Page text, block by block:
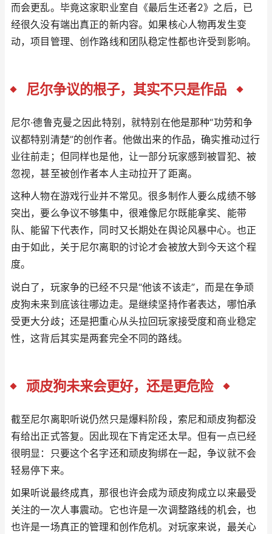
而会更乱。毕竟这家职业室自《最后生还者2》之后，已
经很久没有端出真正的新内容。如果核心人物再发生变
动，项目管理、创作路线和团队稳定性都也许受到影响。
尼尔争议的根子，其实不只是作品
尼尔·德鲁克曼之因此特别，就特别在他是那种“功劳和争
议都特别清楚”的创作者。他做出来的作品，确实推动过行
业往前走；但同样也是他，让一部分玩家感到被冒犯、被
忽视，甚至被创作者本人主动拉开了距离。
这种人物在游戏行业并不常见。很多制作人要么成绩不够
突出，要么争议不够集中，很难像尼尔既能拿奖、能带
队、能留下代表作，同时又长期处在舆论风暴中心。也正
由于如此，关于尼尔离职的讨论才会被放大到今天这个程
度。
说白了，玩家争的已经不只是“他该不该走”，而是在争顽
皮狗未来到底该往哪边走。是继续坚持作者表达，哪怕承
受更大分歧；还是把重心从头拉回玩家接受度和商业稳定
性，这背后其实是两套完全不同的路线。
顽皮狗未来会更好，还是更危险
截至尼尔离职听说仍然只是爆料阶段，索尼和顽皮狗都没
有给出正式答复。因此现在下肯定还太早。但有一点已经
很明显：只要这个名字还和顽皮狗绑在一起，争议就不会
轻易停下来。
如果听说最终成真，那很也许会成为顽皮狗成立以来最受
关注的一次人事震动。它也许是一次调整路线的机会，也
也许是一场真正的管理和创作危机。对玩家来说，最关心